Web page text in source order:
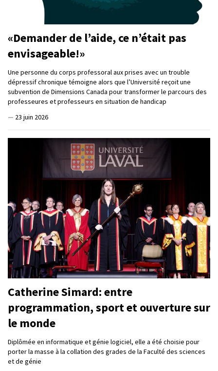
«Demander de l’aide, ce n’était pas
envisageable!»
Une personne du corps professoral aux prises avec un trouble
dépressif chronique témoigne alors que l’Université reçoit une
subvention de Dimensions Canada pour transformer le parcours des
professeures et professeurs en situation de handicap
— 23 juin 2026
Catherine Simard: entre
programmation, sport et ouverture sur
le monde
Diplômée en informatique et génie logiciel, elle a été choisie pour
porter la masse à la collation des grades de la Faculté des sciences
et de génie